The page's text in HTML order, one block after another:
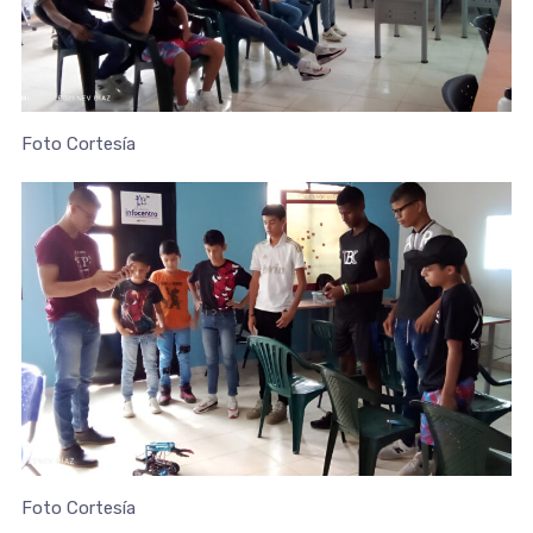
Foto Cortesía
Foto Cortesía